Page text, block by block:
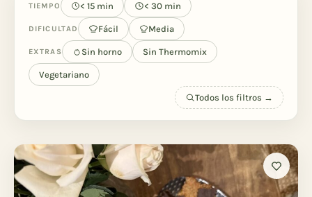
TIEMPO < 15 min < 30 min
DIFICULTAD Fácil Media
EXTRAS Sin horno Sin Thermomix
Vegetariano
Todos los filtros →